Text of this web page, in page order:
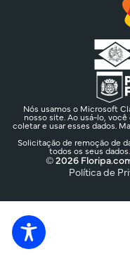
Nós usamos o Microsoft
nosso site. Ao usá-lo,
coletar e usar esses dados.
Solicitação de remoção de
todos os seus dados.
© 2026
Política de